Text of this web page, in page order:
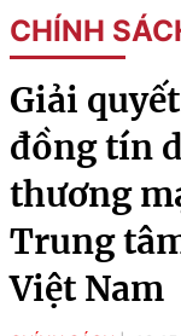
CHÍNH
Giải
đồng tín
thương
Trung
Việt Nam